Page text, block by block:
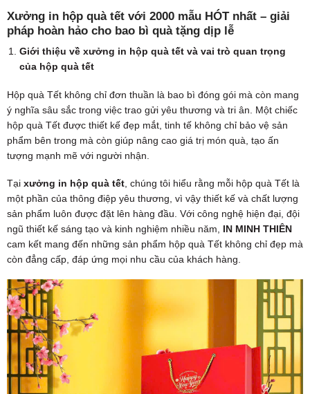
Xưởng in hộp quà tết với 2000 mẫu HÓT nhất – giải
pháp hoàn hảo cho bao bì quà tặng dịp lễ
Giới thiệu về xưởng in hộp quà tết và vai trò quan trọng
của hộp quà tết
Hộp quà Tết không chỉ đơn thuần là bao bì đóng gói mà còn mang
ý nghĩa sâu sắc trong việc trao gửi yêu thương và tri ân. Một chiếc
hộp quà Tết được thiết kế đẹp mắt, tinh tế không chỉ bảo vệ sản
phẩm bên trong mà còn giúp nâng cao giá trị món quà, tạo ấn
tượng mạnh mẽ với người nhận.
Tại xưởng in hộp quà tết, chúng tôi hiểu rằng mỗi hộp quà Tết là
một phần của thông điệp yêu thương, vì vậy thiết kế và chất lượng
sản phẩm luôn được đặt lên hàng đầu. Với công nghệ hiện đại, đội
ngũ thiết kế sáng tạo và kinh nghiệm nhiều năm, IN MINH THIÊN
cam kết mang đến những sản phẩm hộp quà Tết không chỉ đẹp mà
còn đẳng cấp, đáp ứng mọi nhu cầu của khách hàng.